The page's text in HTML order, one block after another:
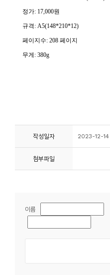
작성일자 2023-12-14
첨부파일
이름